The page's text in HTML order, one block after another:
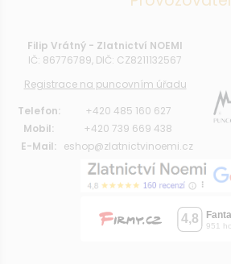
Filip Vrátný - Zlatnictví NOEMI
IČ: 86776789, DIČ: CZ8211132567
Registrace na puncovním úřadu
Telefon:
+420 485 160 627
Mobil:
+420 739 669 438
E-Mail:
eshop@zlatnictvinoemi.cz